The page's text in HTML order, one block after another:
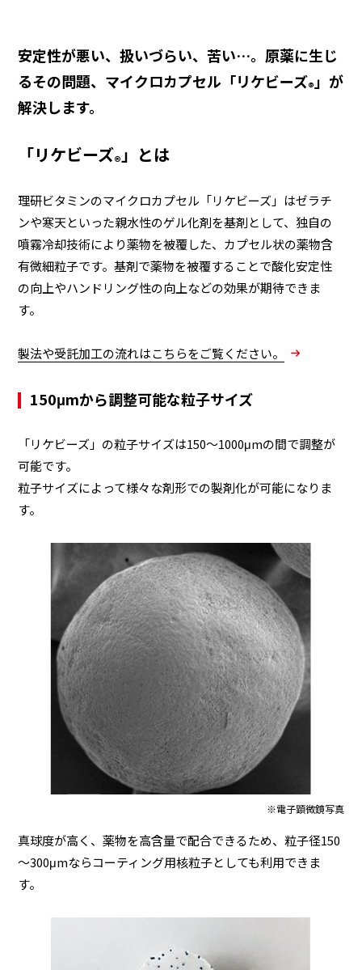
安定性が悪い、扱いづらい、苦い…。原薬に生じ
るその問題、マイクロカプセル「リケビーズ®」が
解決します。
「リケビーズ®」とは
理研ビタミンのマイクロカプセル「リケビーズ」はゼラチ
ンや寒天といった親水性のゲル化剤を基剤として、独自の
噴霧冷却技術により薬物を被覆した、カプセル状の薬物含
有微細粒子です。基剤で薬物を被覆することで酸化安定性
の向上やハンドリング性の向上などの効果が期待できま
す。
製法や受託加工の流れはこちらをご覧ください。
150μmから調整可能な粒子サイズ
「リケビーズ」の粒子サイズは150～1000μmの間で調整が
可能です。
粒子サイズによって様々な剤形での製剤化が可能になりま
す。
※電子顕微鏡写真
真球度が高く、薬物を高含量で配合できるため、粒子径150
～300μmならコーティング用核粒子としても利用できま
す。